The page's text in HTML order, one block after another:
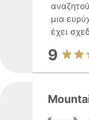
μια
έχει
9